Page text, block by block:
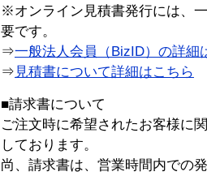
※オンライン見積書発行には、
要です。
⇒一般法人会員（BizID）の詳細
⇒ 見積書について詳細はこちら
■請求書について
ご注文時に希望されたお客様に
しております。
尚、請求書は、営業時間内での